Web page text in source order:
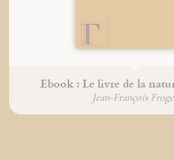
Ebook : Le livre de la
Jean-François